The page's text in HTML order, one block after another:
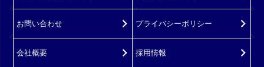
お問い合わせ プライバシーポリシー
会社概要 採用情報